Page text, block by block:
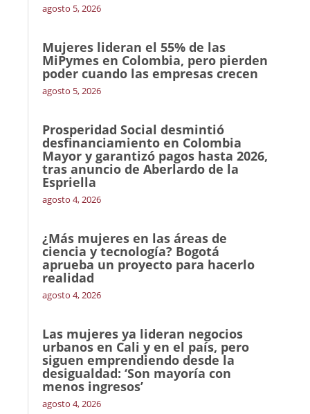
agosto 5, 2026
Mujeres lideran el 55% de las
MiPymes en Colombia, pero pierden
poder cuando las empresas crecen
agosto 5, 2026
Prosperidad Social desmintió
desfinanciamiento en Colombia
Mayor y garantizó pagos hasta 2026,
tras anuncio de Aberlardo de la
Espriella
agosto 4, 2026
¿Más mujeres en las áreas de
ciencia y tecnología? Bogotá
aprueba un proyecto para hacerlo
realidad
agosto 4, 2026
Las mujeres ya lideran negocios
urbanos en Cali y en el país, pero
siguen emprendiendo desde la
desigualdad: ‘Son mayoría con
menos ingresos’
agosto 4, 2026